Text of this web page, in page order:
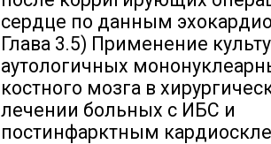
сердце по данным
Глава 3.5) Применение
аутологичных
костного мозга в
лечении больных с ИБС и
постинфарктным